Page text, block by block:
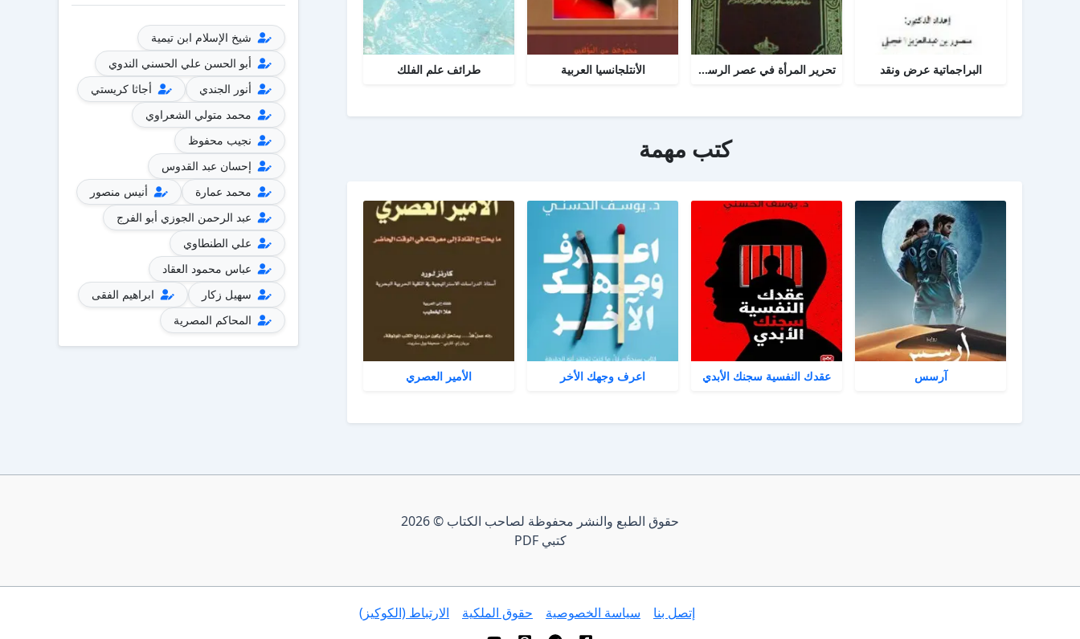
البراجماتية عرض ونقد تحرير المرأة في عصر الرسالة جــ 2 الأنتلجانسيا العربية طرائف علم الفلك
كتب مهمة
آرسس عقدك النفسية سجنك الأبدي اعرف وجهك الأخر الأمير العصري
شيخ الإسلام ابن تيمية
أبو الحسن علي الحسني الندوي
أنور الجندي
أجاثا كريستي
محمد متولي الشعراوي
نجيب محفوظ
إحسان عبد القدوس
محمد عمارة
أنيس منصور
عبد الرحمن الجوزي أبو الفرج
علي الطنطاوي
عباس محمود العقاد
سهيل زكار
ابراهيم الفقى
المحاكم المصرية
حقوق الطبع والنشر محفوظة لصاحب الكتاب © 2026
كتبي PDF
إتصل بنا سياسة الخصوصية حقوق الملكية الارتباط (الكوكيز)